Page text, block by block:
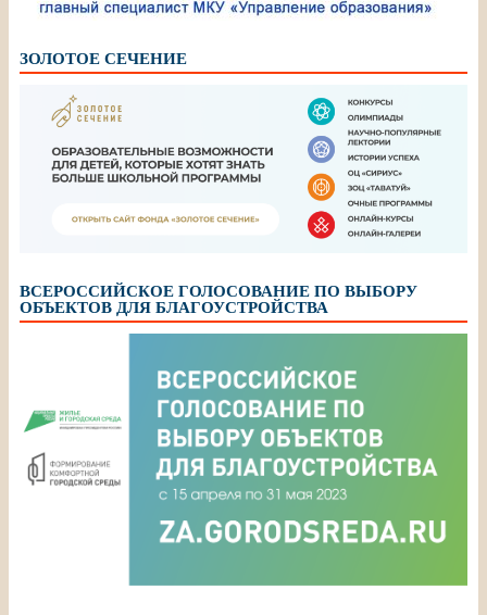
ЗОЛОТОЕ СЕЧЕНИЕ
ВСЕРОССИЙСКОЕ ГОЛОСОВАНИЕ ПО ВЫБОРУ
ОБЪЕКТОВ ДЛЯ БЛАГОУСТРОЙСТВА